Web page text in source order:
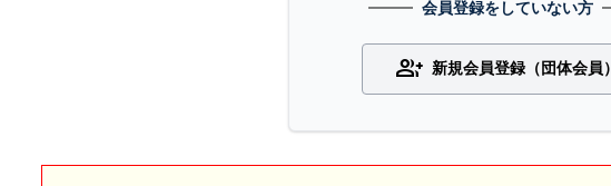
会員登録をしていない方
group_add 新規会員登録（団体会員）